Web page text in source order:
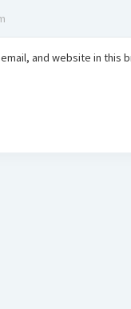
and website in this